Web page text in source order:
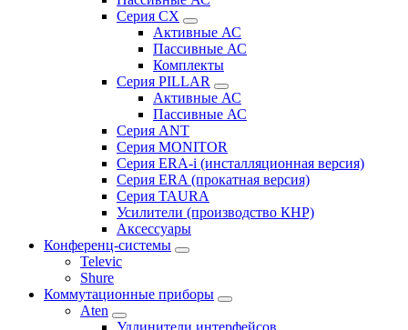
Серия CX
Активные АС
Пассивные АС
Комплекты
Серия PILLAR
Активные АС
Пассивные АС
Серия ANT
Серия MONITOR
Серия ERA-i (инсталляционная версия)
Серия ERA (прокатная версия)
Серия TAURA
Усилители (производство КНР)
Аксессуары
Конференц-системы
Televic
Shure
Коммутационные приборы
Aten